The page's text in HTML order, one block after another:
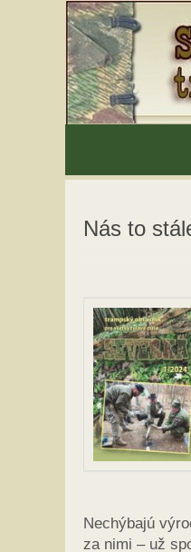
Nás to
Nechýbajú
za nimi – už